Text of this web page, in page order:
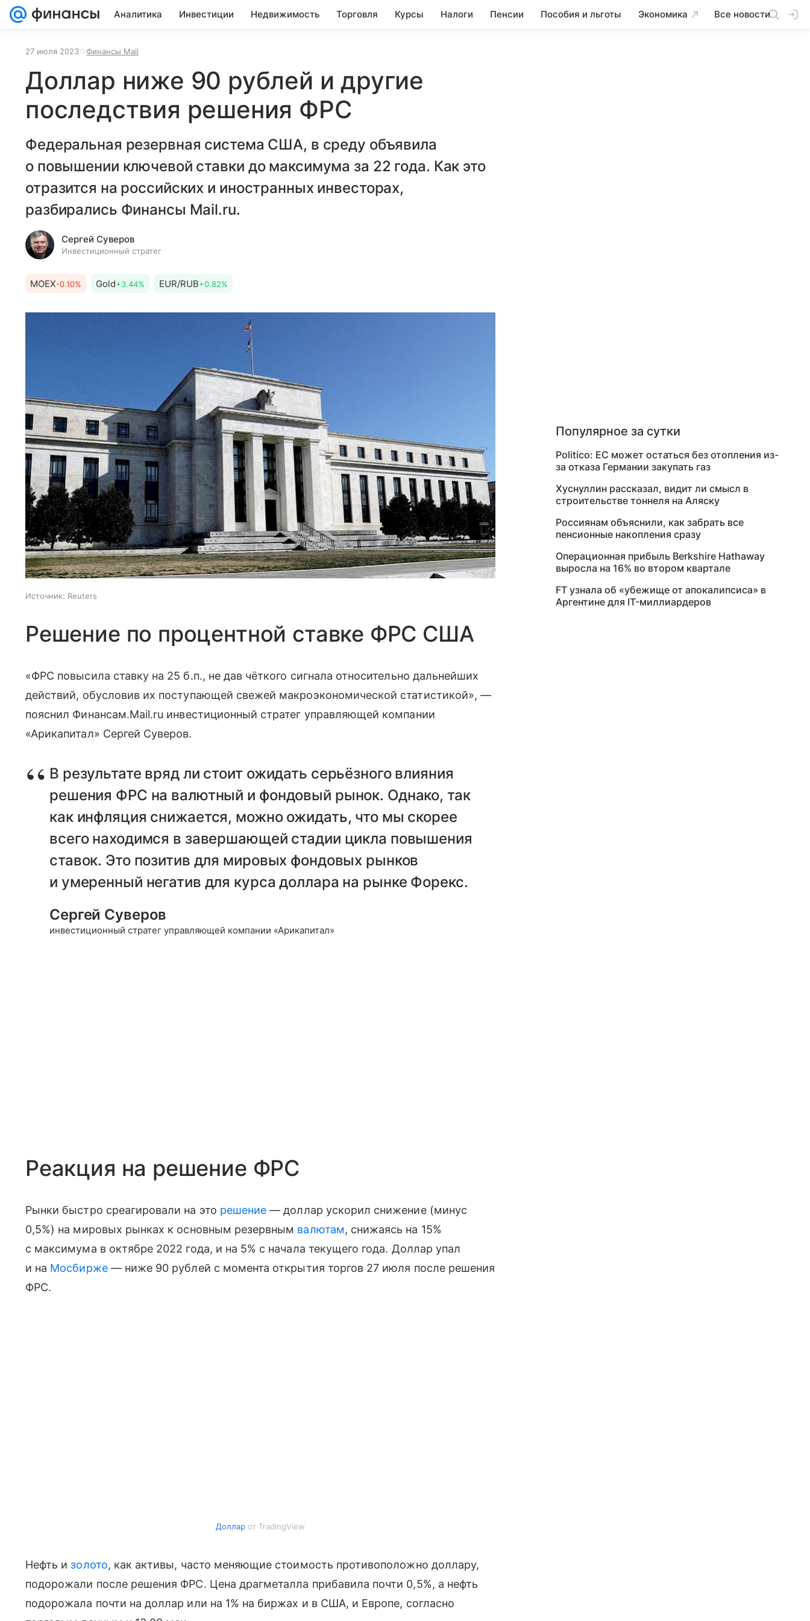
Аналитика Инвестиции Недвижимость Торговля Курсы Налоги Пенсии Пособия и льготы Экономика Все новости
27 июля 2023 Финансы Mail
Доллар ниже 90 рублей и другие
последствия решения ФРС
Федеральная резервная система США, в среду объявила
о повышении ключевой ставки до максимума за 22 года. Как это
отразится на российских и иностранных инвесторах,
разбирались Финансы Mail.ru.
Сергей Суверов
Инвестиционный стратег
MOEX-0.10% Gold+3.44% EUR/RUB+0.82%
Источник: Reuters
Решение по процентной ставке ФРС США
«ФРС повысила ставку на 25 б.п., не дав чёткого сигнала относительно дальнейших
действий, обусловив их поступающей свежей макроэкономической статистикой», —
пояснил Финансам.Mail.ru инвестиционный стратег управляющей компании
«Арикапитал» Сергей Суверов.
В результате вряд ли стоит ожидать серьёзного влияния
решения ФРС на валютный и фондовый рынок. Однако, так
как инфляция снижается, можно ожидать, что мы скорее
всего находимся в завершающей стадии цикла повышения
ставок. Это позитив для мировых фондовых рынков
и умеренный негатив для курса доллара на рынке Форекс.
Сергей Суверов
инвестиционный стратег управляющей компании «Арикапитал»
Реакция на решение ФРС
Рынки быстро среагировали на это решение — доллар ускорил снижение (минус
0,5%) на мировых рынках к основным резервным валютам, снижаясь на 15%
с максимума в октябре 2022 года, и на 5% с начала текущего года. Доллар упал
и на Мосбирже— ниже 90 рублей с момента открытия торгов 27 июля после решения
ФРС.
Доллар от TradingView
Нефть и золото, как активы, часто меняющие стоимость противоположно доллару,
подорожали после решения ФРС. Цена драгметалла прибавила почти 0,5%, а нефть
подорожала почти на доллар или на 1% на биржах и в США, и Европе, согласно
Популярное за сутки
Politico: ЕС может остаться без отопления из-
за отказа Германии закупать газ
Хуснуллин рассказал, видит ли смысл в
строительстве тоннеля на Аляску
Россиянам объяснили, как забрать все
пенсионные накопления сразу
Операционная прибыль Berkshire Hathaway
выросла на 16% во втором квартале
FT узнала об «убежище от апокалипсиса» в
Аргентине для IT-миллиардеров